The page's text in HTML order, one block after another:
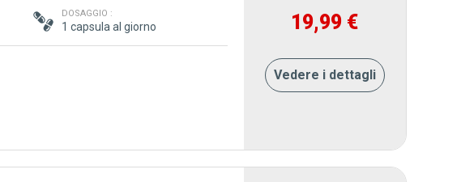
DOSAGGIO :
1 capsula al giorno 19,99 €
Vedere i dettagli